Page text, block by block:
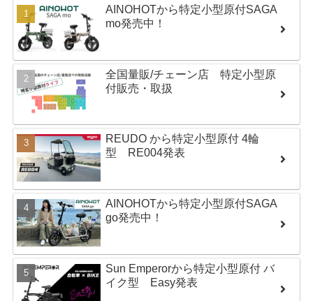
AINOHOTから特定小型原付SAGA
mo発売中！
全国量販/チェーン店 特定小型原
付販売・取扱
REUDO から特定小型原付 4輪
型 RE004発表
AINOHOTから特定小型原付SAGA
go発売中！
Sun Emperorから特定小型原付 バ
イク型 Easy発表